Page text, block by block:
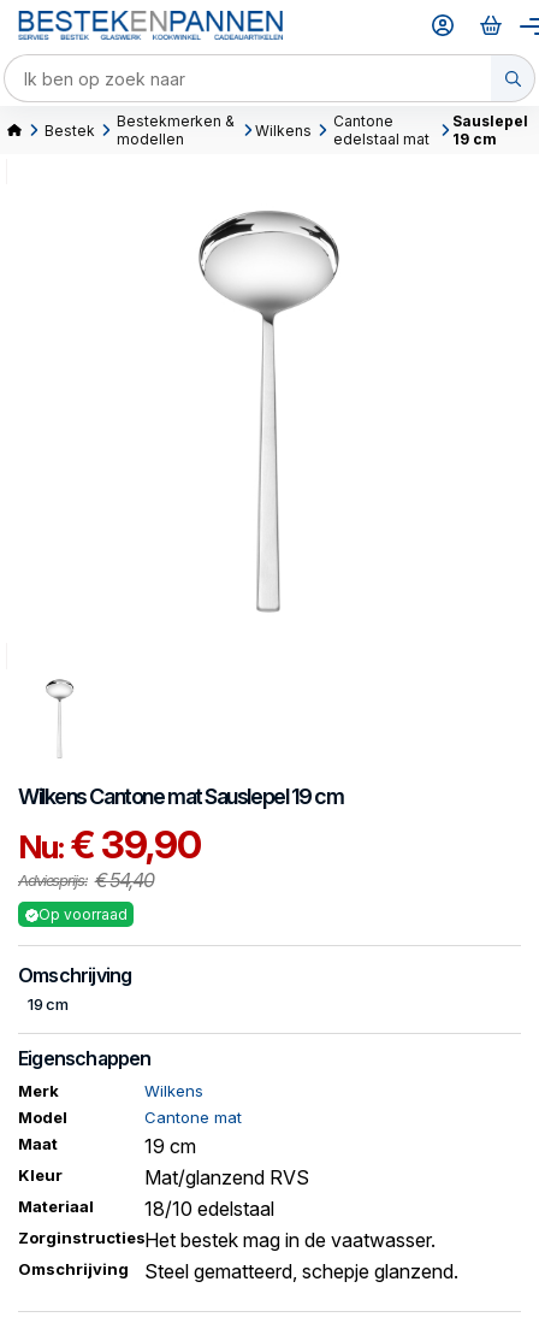
Bestek
Bestekmerken &
modellen
Wilkens
Cantone
edelstaal mat
Sauslepel
19 cm
WilkensCantone matSauslepel 19 cm
Nu:€ 39,90
Adviesprijs: € 54,40
Op voorraad
Omschrijving
19 cm
Eigenschappen
Merk
Wilkens
Model
Cantone mat
Maat
19 cm
Kleur Mat/glanzend RVS
Materiaal 18/10 edelstaal
ZorginstructiesHet bestek mag in de vaatwasser.
Omschrijving Steel gematteerd, schepje glanzend.